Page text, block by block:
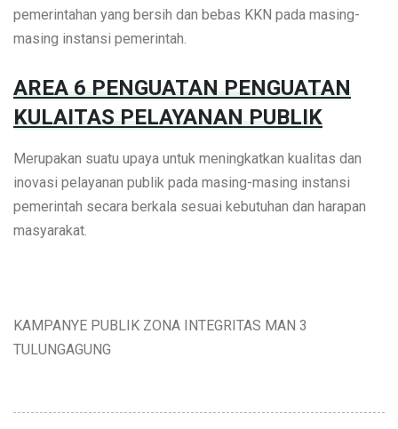
pemerintahan yang bersih dan bebas KKN pada masing-
masing instansi pemerintah.
AREA 6 PENGUATAN PENGUATAN
KULAITAS PELAYANAN PUBLIK
Merupakan suatu upaya untuk meningkatkan kualitas dan
inovasi pelayanan publik pada masing-masing instansi
pemerintah secara berkala sesuai kebutuhan dan harapan
masyarakat.
KAMPANYE PUBLIK ZONA INTEGRITAS MAN 3
TULUNGAGUNG